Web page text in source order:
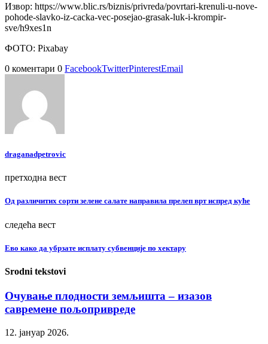
Извор: https://www.blic.rs/biznis/privreda/povrtari-krenuli-u-nove-
pohode-slavko-iz-cacka-vec-posejao-grasak-luk-i-krompir-
sve/h9xes1n
ФОТО: Pixabay
0 коментари 0 FacebookTwitterPinterestEmail
draganadpetrovic
претходна вест
Од различитих сорти зелене салате направила прелеп врт испред куће
следећа вест
Ево како да убрзате исплату субвенције по хектару
Srodni tekstovi
Очување плодности земљишта – изазов
савремене пољопривреде
12. јануар 2026.